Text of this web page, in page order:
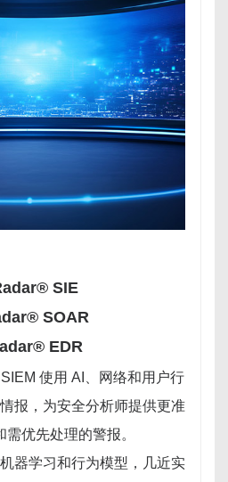
SIE
SOAR
EDR
使用 AI、网络和用户行
报，为安全分析师提供更准
优先处理的警报。
器学习和行为模型，几近实